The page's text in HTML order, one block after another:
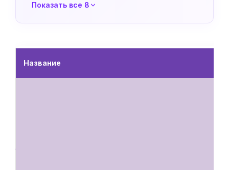
Показать все 8
Название